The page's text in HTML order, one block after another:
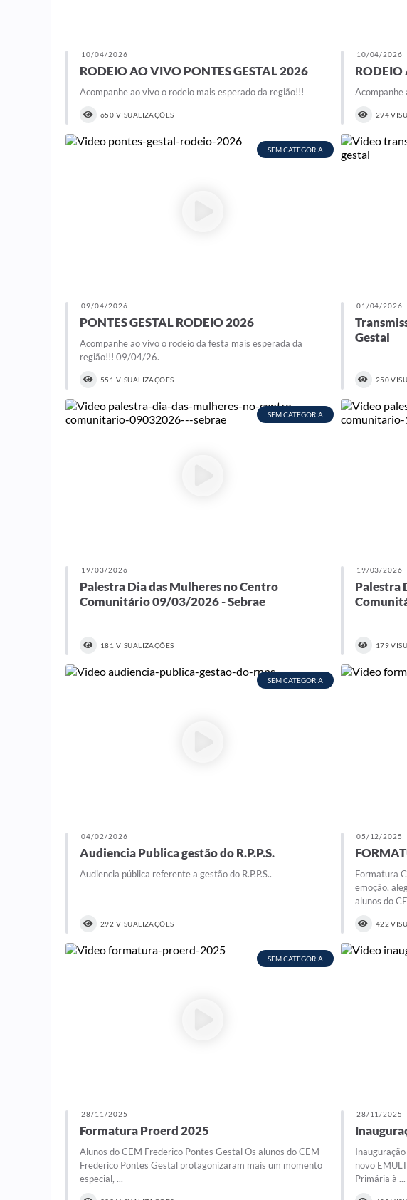
10/04/2026
RODEIO AO VIVO PONTES GESTAL 2026
Acompanhe ao vivo o rodeio mais esperado da região!!!
650 VISUALIZAÇÕES
10/04/2026
RODEIO
Acompanhe
294
SEM CATEGORIA
09/04/2026
PONTES GESTAL RODEIO 2026
Acompanhe ao vivo o rodeio da festa mais esperada da
região!!! 09/04/26.
551 VISUALIZAÇÕES
01/04/2026
Gestal
250
SEM CATEGORIA
19/03/2026
Palestra Dia das Mulheres no Centro
Comunitário 09/03/2026 - Sebrae
181 VISUALIZAÇÕES
19/03/2026
Palestra
179
SEM CATEGORIA
04/02/2026
Audiencia Publica gestão do R.P.P.S.
Audiencia pública referente a gestão do R.P.P.S..
292 VISUALIZAÇÕES
05/12/2025
Formatura
emoção,
alunos do
422
SEM CATEGORIA
28/11/2025
Formatura Proerd 2025
Alunos do CEM Frederico Pontes Gestal Os alunos do CEM
Frederico Pontes Gestal protagonizaram mais um momento
especial, ...
28/11/2025
novo
Primária à ...